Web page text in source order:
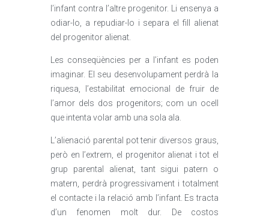
l’infant contra l’altre progenitor. Li ensenya a
odiar-lo, a repudiar-lo i separa el fill alienat
del progenitor alienat.
Les conseqüències per a l’infant es poden
imaginar. El seu desenvolupament perdrà la
riquesa, l’estabilitat emocional de fruir de
l’amor dels dos progenitors; com un ocell
que intenta volar amb una sola ala.
L’alienació parental pot tenir diversos graus,
però en l’extrem, el progenitor alienat i tot el
grup parental alienat, tant sigui patern o
matern, perdrà progressivament i totalment
el contacte i la relació amb l’infant. Es tracta
d’un fenomen molt dur. De costos